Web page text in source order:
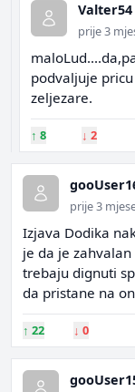
Valter54
prije 3
podvaljuje
zeljezare.
↑ 8 ↓ 2
prije 3
Izjava Dodika
je da je
trebaju dignuti
da pristane na
↑ 22 ↓ 0